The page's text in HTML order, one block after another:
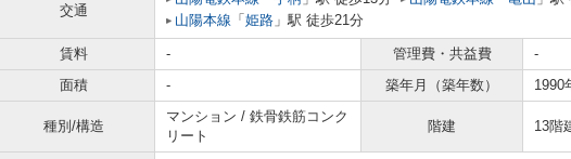
交通
山陽本線 「 姫路 」駅 徒歩21分
賃料 - 管理費・共益費
-
面積
- 築年月（築年数） 1990
種別/構造
マンション / 鉄骨鉄筋コンク
リート
階建 13階